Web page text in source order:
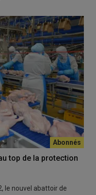
top de la protection
le nouvel abattoir de